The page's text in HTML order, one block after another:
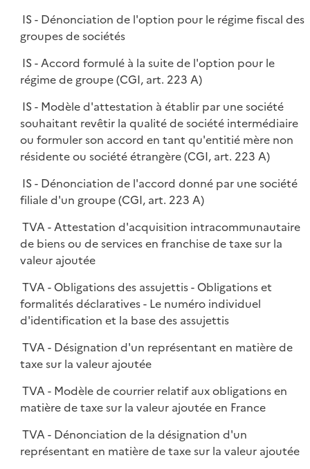
IS - Dénonciation de l'option pour le régime fiscal des
groupes de sociétés
IS - Accord formulé à la suite de l'option pour le
régime de groupe (CGI, art. 223 A)
IS - Modèle d'attestation à établir par une société
souhaitant revêtir la qualité de société intermédiaire
ou formuler son accord en tant qu'entitié mère non
résidente ou société étrangère (CGI, art. 223 A)
IS - Dénonciation de l'accord donné par une société
filiale d'un groupe (CGI, art. 223 A)
TVA - Attestation d'acquisition intracommunautaire
de biens ou de services en franchise de taxe sur la
valeur ajoutée
TVA - Obligations des assujettis - Obligations et
formalités déclaratives - Le numéro individuel
d'identification et la base des assujettis
TVA - Désignation d'un représentant en matière de
taxe sur la valeur ajoutée
TVA - Modèle de courrier relatif aux obligations en
matière de taxe sur la valeur ajoutée en France
TVA - Dénonciation de la désignation d'un
représentant en matière de taxe sur la valeur ajoutée